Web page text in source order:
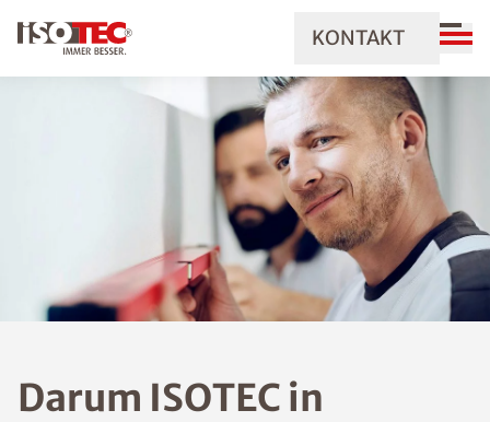
KONTAKT
Darum ISOTEC in